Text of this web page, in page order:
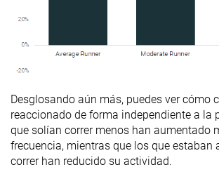
Desglosando aún más, puedes ver cómo
reaccionado de forma independiente a la
que solían correr menos han aumentado
frecuencia, mientras que los que estaban
correr han reducido su actividad.